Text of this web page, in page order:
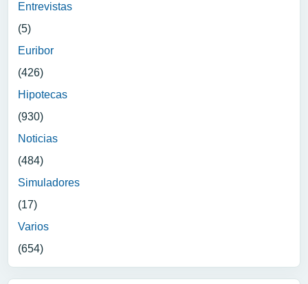
Entrevistas
(5)
Euribor
(426)
Hipotecas
(930)
Noticias
(484)
Simuladores
(17)
Varios
(654)